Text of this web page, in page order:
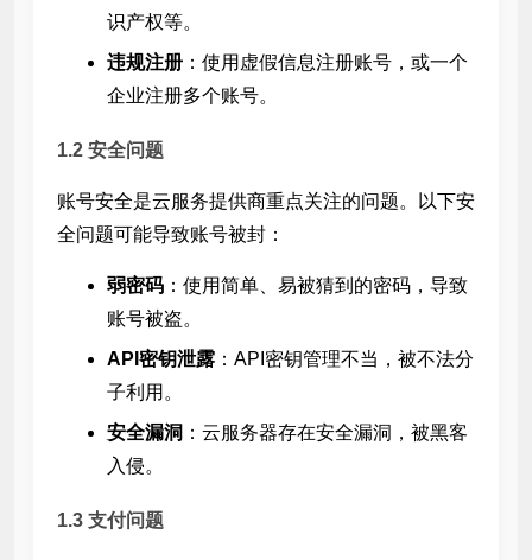
识产权等。
违规注册 ：使用虚假信息注册账号，或一个
企业注册多个账号。
1.2 安全问题
账号安全是云服务提供商重点关注的问题。以下安
全问题可能导致账号被封：
弱密码 ：使用简单、易被猜到的密码，导致
账号被盗。
API密钥泄露 ：API密钥管理不当，被不法分
子利用。
安全漏洞 ：云服务器存在安全漏洞，被黑客
入侵。
1.3 支付问题